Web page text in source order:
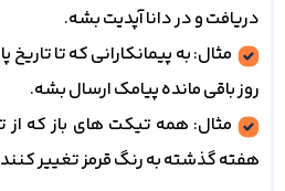
دریافت و در دانا آپدیت بشه.
روز باقی مانده پیامک ارسال بشه.
مثال: همه تیکت های باز که از
هفته گذشته به رنگ قرمز تغییر